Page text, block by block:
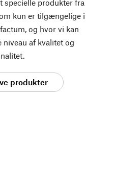
produkter fra
kun er tilgængelige i
og hvor vi kan
niveau af kvalitet og
produkter